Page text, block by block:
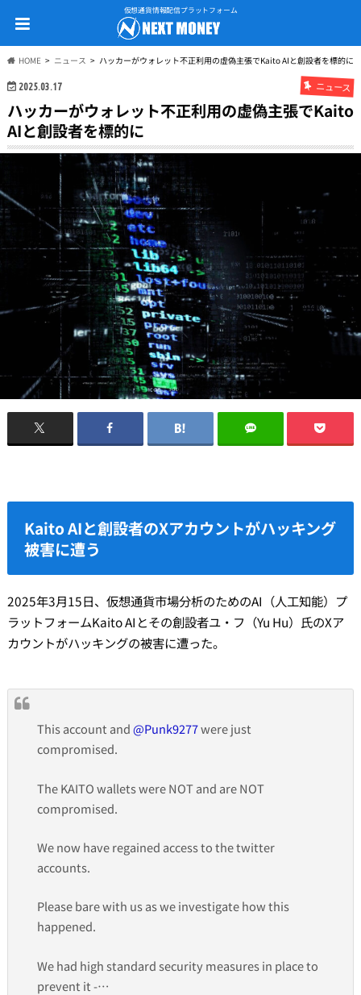
仮想通貨情報配信プラットフォーム
HOME ニュース ハッカーがウォレット不正利用の虚偽主張でKaito AIと創設者を標的に
2025.03.17 ニュース
ハッカーがウォレット不正利用の虚偽主張でKaito
AIと創設者を標的に
Kaito AIと創設者のXアカウントがハッキング
被害に遭う
2025年3月15日、仮想通貨市場分析のためのAI（人工知能）プ
ラットフォームKaito AIとその創設者ユ・フ（Yu Hu）氏のXア
カウントがハッキングの被害に遭った。
This account and@Punk9277were just
compromised.
The KAITO wallets were NOT and are NOT
compromised.
We now have regained access to the twitter
accounts.
Please bare with us as we investigate how this
happened.
We had high standard security measures in place to
prevent it -…